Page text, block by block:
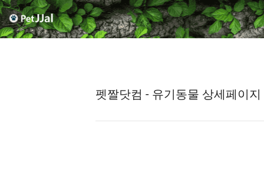
펫짤닷컴 - 유기동물 상세페이지